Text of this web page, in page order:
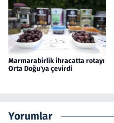
Marmarabirlik ihracatta rotayı
Orta Doğu'ya çevirdi
Yorumlar